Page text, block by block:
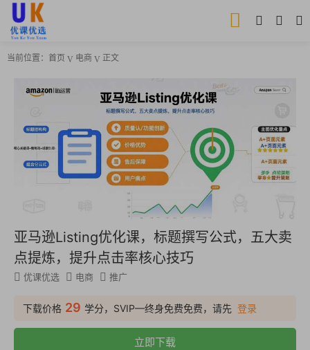
当前位置： 首页 电商 正文
亚马逊Listing优化课，标题撰写公式，五大卖
点提炼，提升点击率核心技巧
优课优选 电商 推广
下载价格 29 学分，SVIP—终身免费免费，请先 登录
立即下载